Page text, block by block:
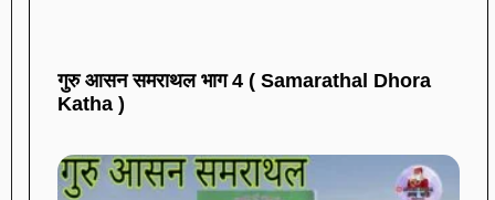
गुरु आसन समराथल भाग 4 ( Samarathal Dhora
Katha )